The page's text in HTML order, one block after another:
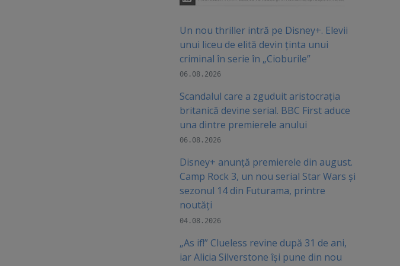
Un nou thriller intră pe Disney+. Elevii
unui liceu de elită devin ținta unui
criminal în serie în „Cioburile”
06.08.2026
Scandalul care a zguduit aristocrația
britanică devine serial. BBC First aduce
una dintre premierele anului
06.08.2026
Disney+ anunță premierele din august.
Camp Rock 3, un nou serial Star Wars și
sezonul 14 din Futurama, printre
noutăți
04.08.2026
„As if!” Clueless revine după 31 de ani,
iar Alicia Silverstone își pune din nou